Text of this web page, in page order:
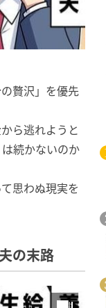
贅沢」を優先
ら逃れようと
続かないのか
思わぬ現実を
の末路